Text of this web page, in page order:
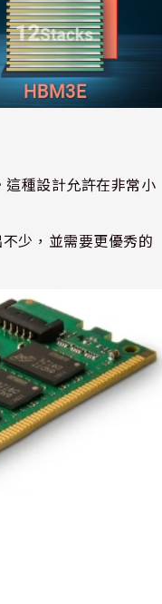
種設計允許在非常小
不少，並需要更優秀的